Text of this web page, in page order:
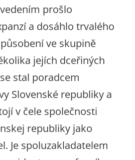
prošlo
a dosáhlo trvalého
ve skupině
jejích dceřiných
stal poradcem
Slovenské republiky a
v čele společnosti
republiky jako
Je spoluzakladatelem